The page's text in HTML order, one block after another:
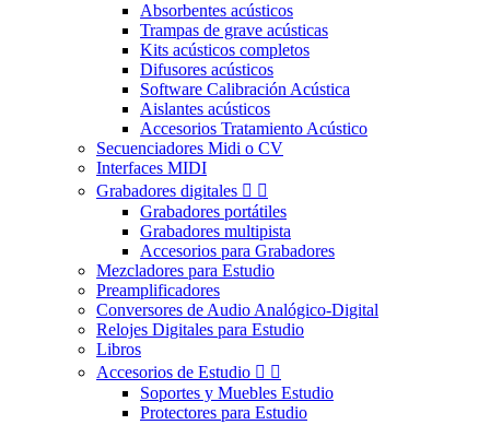
Absorbentes acústicos
Trampas de grave acústicas
Kits acústicos completos
Difusores acústicos
Software Calibración Acústica
Aislantes acústicos
Accesorios Tratamiento Acústico
Secuenciadores Midi o CV
Interfaces MIDI
Grabadores digitales  
Grabadores portátiles
Grabadores multipista
Accesorios para Grabadores
Mezcladores para Estudio
Preamplificadores
Conversores de Audio Analógico-Digital
Relojes Digitales para Estudio
Libros
Accesorios de Estudio  
Soportes y Muebles Estudio
Protectores para Estudio